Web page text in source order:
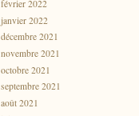
février 2022
janvier 2022
décembre 2021
novembre 2021
octobre 2021
septembre 2021
août 2021